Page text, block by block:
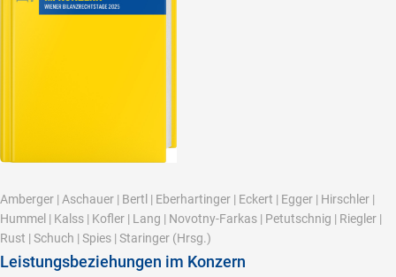
Amberger | Aschauer | Bertl | Eberhartinger | Eckert | Egger | Hirschler |
Hummel | Kalss | Kofler | Lang | Novotny-Farkas | Petutschnig | Riegler |
Rust | Schuch | Spies | Staringer (Hrsg.)
Leistungsbeziehungen im Konzern